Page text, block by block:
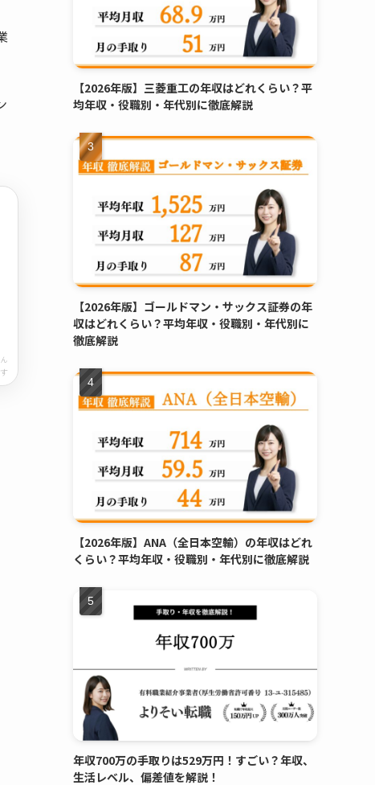
【2026年版】三菱重工の年収はどれくらい？平
均年収・役職別・年代別に徹底解説
【2026年版】ゴールドマン・サックス証券の年
収はどれくらい？平均年収・役職別・年代別に
徹底解説
【2026年版】ANA（全日本空輸）の年収はどれ
くらい？平均年収・役職別・年代別に徹底解説
年収700万の手取りは529万円！すごい？年収、
生活レベル、偏差値を解説！